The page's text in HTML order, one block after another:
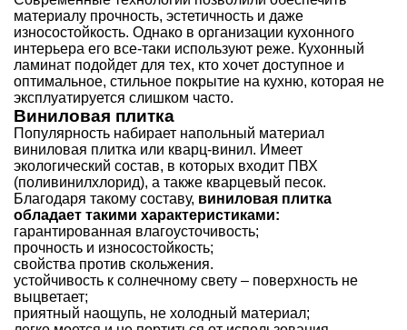
материалу прочность, эстетичность и даже
износостойкость. Однако в организации кухонного
интерьера его все-таки используют реже. Кухонный
ламинат подойдет для тех, кто хочет доступное и
оптимальное, стильное покрытие на кухню, которая не
эксплуатируется слишком часто.
Виниловая плитка
Популярность набирает напольный материал
виниловая плитка или кварц-винил. Имеет
экологический состав, в которых входит ПВХ
(поливинилхлорид), а также кварцевый песок.
Благодаря такому составу, виниловая плитка
обладает такими характеристиками:
гарантированная влагоусточивость;
прочность и износостойкость;
свойства против скольжения.
устойчивость к солнечному свету – поверхность не
выцветает;
приятный наощупь, не холодный материал;